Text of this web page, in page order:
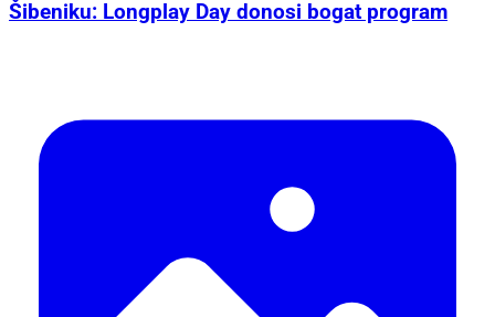
Šibeniku: Longplay Day donosi bogat program